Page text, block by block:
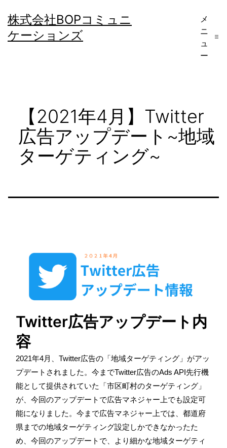
ン
テ
株式会社BOPコミュニ
ケーションズ
メ
ニ
ュ
ー
【2021年4月】Twitter
広告アップデート~地域
ターゲティング~
Twitter広告アップデート内
容
2021年4月、 Twitter広告の「地域ターゲティング」がアッ
プデートされました。今までTwitter広告のAds API先行機
能として提供されていた「市区町村のターゲティング」
が、今回のアップデートで広告マネジャー上でも設定可
能になりました。今まで広告マネジャー上では、都道府
県までの地域ターゲティング設定しかできなかったた
め、今回のアップデートで、より細かな地域ターゲティ